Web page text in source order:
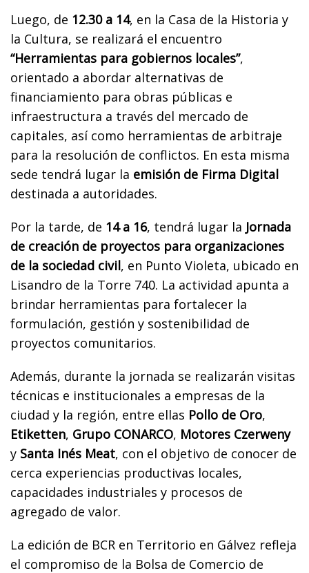
Luego, de 12.30 a 14, en la Casa de la Historia y
la Cultura, se realizará el encuentro
“Herramientas para gobiernos locales”,
orientado a abordar alternativas de
financiamiento para obras públicas e
infraestructura a través del mercado de
capitales, así como herramientas de arbitraje
para la resolución de conflictos. En esta misma
sede tendrá lugar la emisión de Firma Digital
destinada a autoridades.
Por la tarde, de 14 a 16, tendrá lugar la Jornada
de creación de proyectos para organizaciones
de la sociedad civil, en Punto Violeta, ubicado en
Lisandro de la Torre 740. La actividad apunta a
brindar herramientas para fortalecer la
formulación, gestión y sostenibilidad de
proyectos comunitarios.
Además, durante la jornada se realizarán visitas
técnicas e institucionales a empresas de la
ciudad y la región, entre ellas Pollo de Oro,
Etiketten, Grupo CONARCO, Motores Czerweny
y Santa Inés Meat, con el objetivo de conocer de
cerca experiencias productivas locales,
capacidades industriales y procesos de
agregado de valor.
La edición de BCR en Territorio en Gálvez refleja
el compromiso de la Bolsa de Comercio de